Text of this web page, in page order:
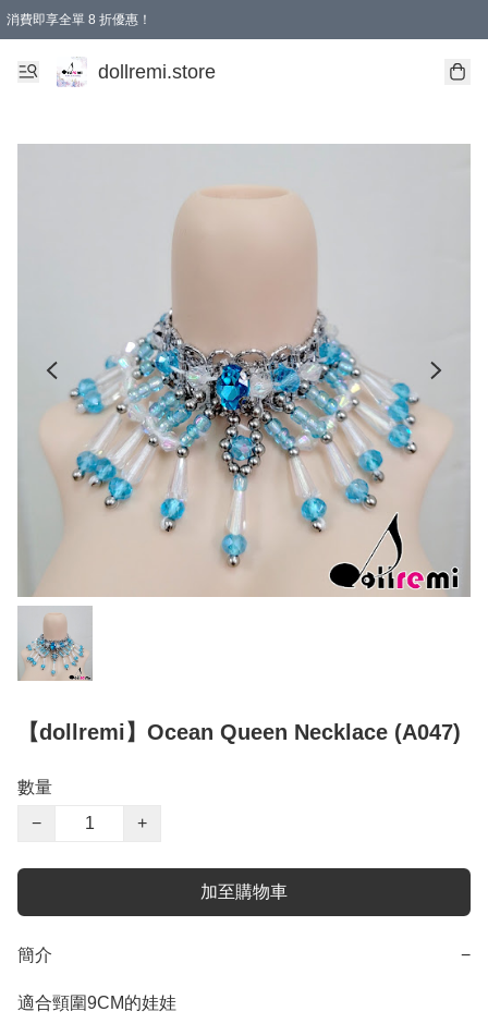
消費即享全單 8 折優惠！
購物滿 HKD 1500.00即享免運費優惠！（適用於 本地送貨、本地取貨、國際送貨 )
dollremi.store
【dollremi】Ocean Queen Necklace (A047)
數量
−
+
加至購物車
簡介 −
適合頸圍9CM的娃娃